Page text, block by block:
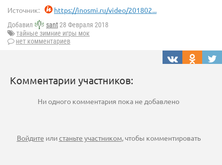
Источник: https://inosmi.ru/video/201802...
Добавил sant28 Февраля 2018
тайные зимние игры мок
нет комментариев
Комментарии участников:
Ни одного комментария пока не добавлено
Войдите илистаньте участником, чтобы комментировать